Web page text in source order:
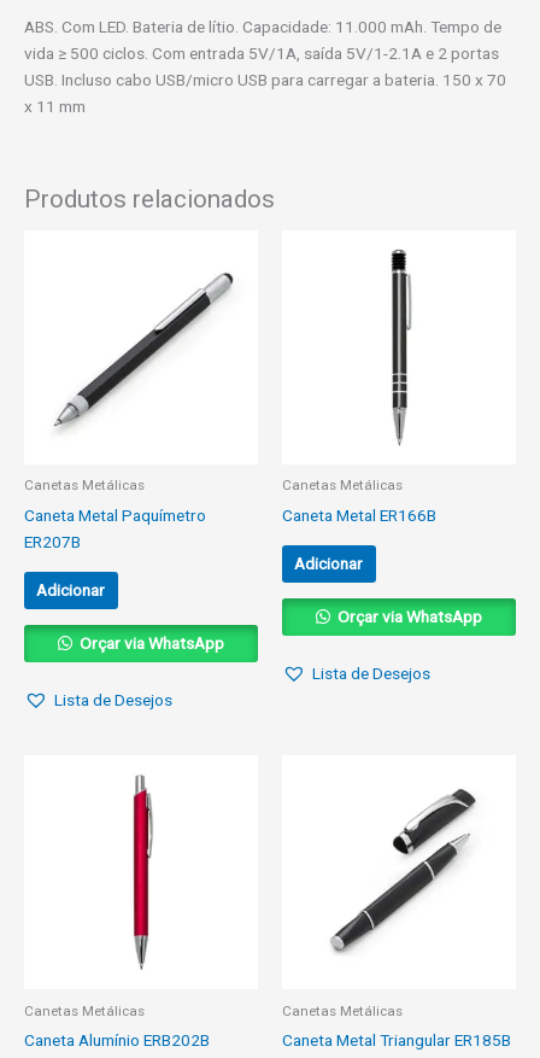
ABS. Com LED. Bateria de lítio. Capacidade: 11.000 mAh. Tempo de
vida ≥ 500 ciclos. Com entrada 5V/1A, saída 5V/1-2.1A e 2 portas
USB. Incluso cabo USB/micro USB para carregar a bateria. 150 x 70
x 11 mm
Produtos relacionados
Canetas Metálicas
Caneta Metal Paquímetro
ER207B
Adicionar
Orçar via WhatsApp
Lista de Desejos
Canetas Metálicas
Caneta Metal ER166B
Adicionar
Orçar via WhatsApp
Lista de Desejos
Canetas Metálicas
Caneta Alumínio ERB202B
Canetas Metálicas
Caneta Metal Triangular ER185B